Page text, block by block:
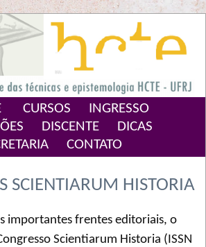
CURSOS
INGRESSO
DISCENTE
DICAS
CONTATO
SCIENTIARUM HISTORIA
importantes frentes editoriais, o
Scientiarum Historia (ISSN